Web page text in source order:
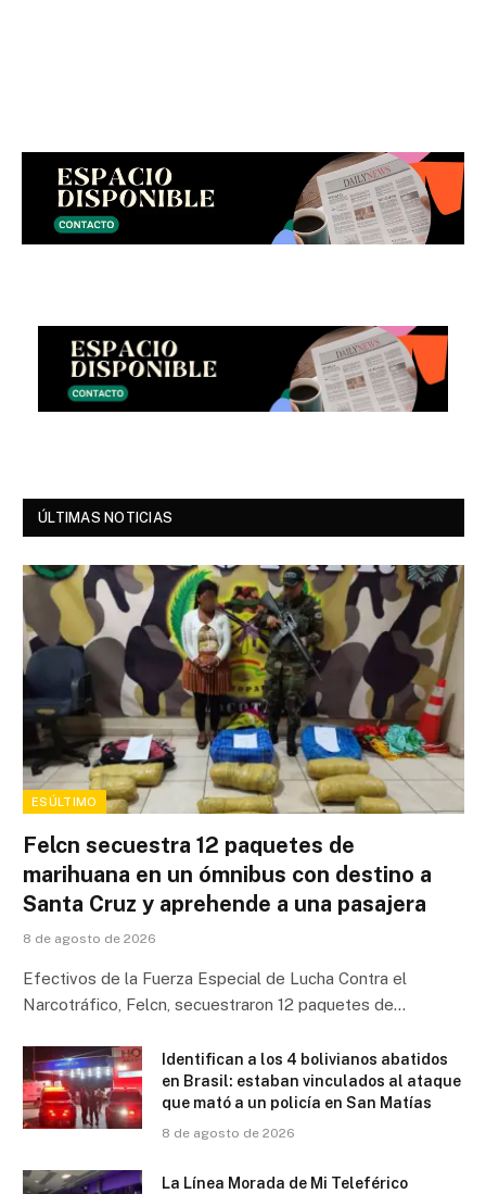
ÚLTIMAS NOTICIAS
ESÚLTIMO
Felcn secuestra 12 paquetes de
marihuana en un ómnibus con destino a
Santa Cruz y aprehende a una pasajera
8 de agosto de 2026
Efectivos de la Fuerza Especial de Lucha Contra el
Narcotráfico, Felcn, secuestraron 12 paquetes de…
Identifican a los 4 bolivianos abatidos
en Brasil: estaban vinculados al ataque
que mató a un policía en San Matías
8 de agosto de 2026
La Línea Morada de Mi Teleférico